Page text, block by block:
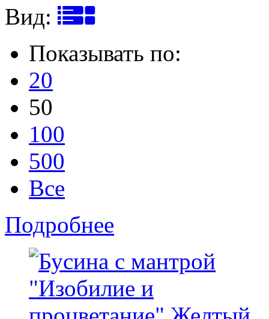
Вид:
Показывать по:
20
50
100
500
Все
Подробнее